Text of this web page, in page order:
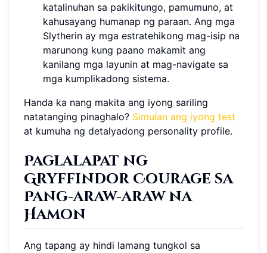
katalinuhan sa pakikitungo, pamumuno, at
kahusayang humanap ng paraan. Ang mga
Slytherin ay mga estratehikong mag-isip na
marunong kung paano makamit ang
kanilang mga layunin at mag-navigate sa
mga kumplikadong sistema.
Handa ka nang makita ang iyong sariling
natatanging pinaghalo? Simulan ang iyong test
at kumuha ng detalyadong personality profile.
Paglalapat ng
Gryffindor Courage sa
Pang-araw-araw na
Hamon
Ang tapang ay hindi lamang tungkol sa